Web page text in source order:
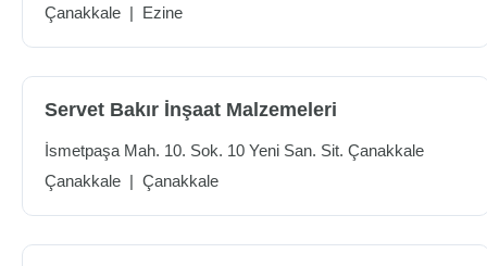
Çanakkale | Ezine
Servet Bakır İnşaat Malzemeleri
İsmetpaşa Mah. 10. Sok. 10 Yeni San. Sit. Çanakkale
Çanakkale | Çanakkale